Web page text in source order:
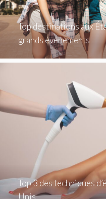
Top destinations aux
grands événements
Top 3 des techniques
Unis